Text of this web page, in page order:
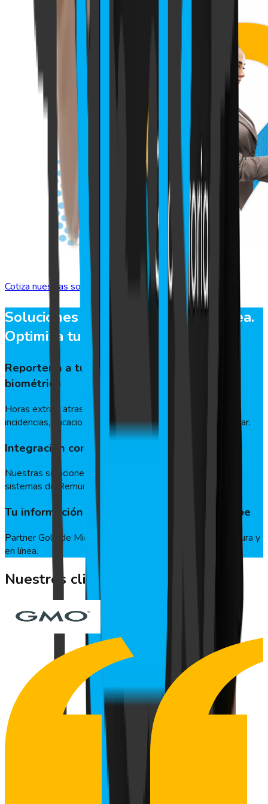
Cotiza nuestras soluciones
Soluciones automatizadas y en linea.
Optimiza tu gestión
Reportería a tu medida en base al marcaje
biométrico
Horas extras, atrasos, planificación de turnos, permisos,
incidencias, vacaciones. Todos tus reportes en un solo lugar.
Integración con softwares de gestión
Nuestras soluciones se integran con todos los ERP’s y
sistemas de Remuneraciones del mercado.
Tu información segura y encriptada en la nube
Partner Gold de Microsoft Azure. Tu información más segura y
en línea.
Nuestros clientes